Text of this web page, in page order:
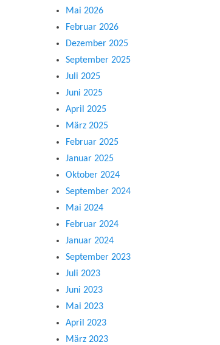
Mai 2026
Februar 2026
Dezember 2025
September 2025
Juli 2025
Juni 2025
April 2025
März 2025
Februar 2025
Januar 2025
Oktober 2024
September 2024
Mai 2024
Februar 2024
Januar 2024
September 2023
Juli 2023
Juni 2023
Mai 2023
April 2023
März 2023